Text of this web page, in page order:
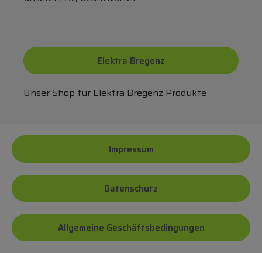
Elektra Bregenz
Unser Shop für Elektra Bregenz Produkte
Impressum
Datenschutz
Allgemeine Geschäftsbedingungen